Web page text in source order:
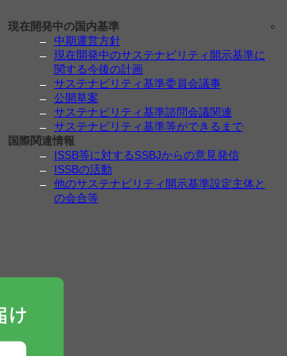
現在開発中の国内基準
中期運営方針
現在開発中のサステナビリティ開示基準に
関する今後の計画
サステナビリティ基準委員会議事
公開草案
サステナビリティ基準諮問会議関連
サステナビリティ基準等ができるまで
国際関連情報
ISSB等に対するSSBJからの意見発信
ISSBの活動
他のサステナビリティ開示基準設定主体と
の会合等